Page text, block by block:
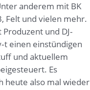
anderem mit BK
Felt und vielen mehr.
Produzent und DJ-
einen einstündigen
und aktuellem
Es
heute also mal wieder